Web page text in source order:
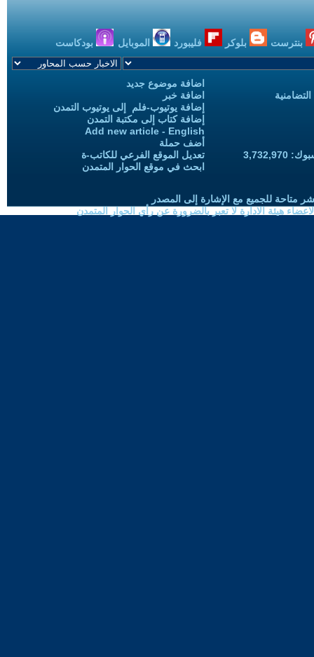
بنترست بلوكر فليبورد الموبايل بودكاست
اضافة موضوع جديد
اضافة خبر
إضافة يوتيوب-فلم إلى يوتيوب التمدن
إضافة كتاب إلى مكتبة التمدن
Add new article - English
أضف حملة
تعديل الموقع الفرعي للكاتب-ة
ابحث في موقع الحوار المتمدن
متاحة للجميع مع الإشارة إلى المصدر
هيئة الادارة لا تعبر بالضرورة عن رأي الحوار المتمدن